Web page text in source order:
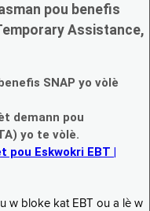
pou benefis
Assistance,
SNAP yo vòlè
demann pou
yo te vòlè.
pou Eskwokri EBT |
w bloke kat EBT ou a lè w